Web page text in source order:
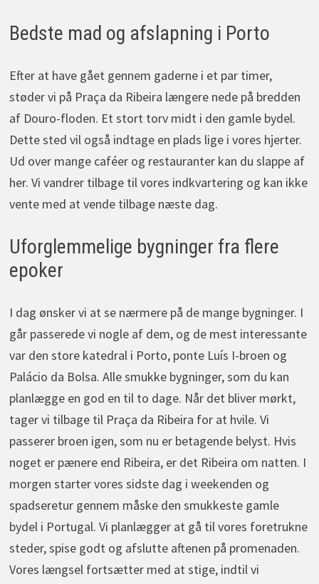
Bedste mad og afslapning i Porto
Efter at have gået gennem gaderne i et par timer,
støder vi på Praça da Ribeira længere nede på bredden
af Douro-floden. Et stort torv midt i den gamle bydel.
Dette sted vil også indtage en plads lige i vores hjerter.
Ud over mange caféer og restauranter kan du slappe af
her. Vi vandrer tilbage til vores indkvartering og kan ikke
vente med at vende tilbage næste dag.
Uforglemmelige bygninger fra flere
epoker
I dag ønsker vi at se nærmere på de mange bygninger. I
går passerede vi nogle af dem, og de mest interessante
var den store katedral i Porto, ponte Luís I-broen og
Palácio da Bolsa. Alle smukke bygninger, som du kan
planlægge en god en til to dage. Når det bliver mørkt,
tager vi tilbage til Praça da Ribeira for at hvile. Vi
passerer broen igen, som nu er betagende belyst. Hvis
noget er pænere end Ribeira, er det Ribeira om natten. I
morgen starter vores sidste dag i weekenden og
spadseretur gennem måske den smukkeste gamle
bydel i Portugal. Vi planlægger at gå til vores foretrukne
steder, spise godt og afslutte aftenen på promenaden.
Vores længsel fortsætter med at stige, indtil vi